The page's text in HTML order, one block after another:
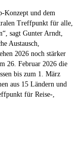
Konzept und dem
Treffpunkt für alle,
sagt Gunter Arndt,
Austausch,
2026 noch stärker
26. Februar 2026 die
bis zum 1. März
aus 15 Ländern und
für Reise-,